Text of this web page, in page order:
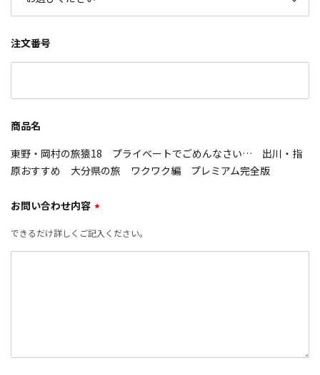
注文番号
商品名
東野・岡村の旅猿18 プライベートでごめんなさい… 出川・指
原おすすめ 大分県の旅 ワクワク編 プレミアム完全版
お問い合わせ内容 *
できるだけ詳しくご記入ください。